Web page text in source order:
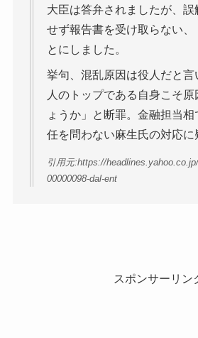
大臣は答弁されましたが、誤
せず報告書を受け取らない、
とにしました。
挙句、混乱原因は役人だと言
人のトップである自身こそ原
ょうか」と断罪。金融担当
任を問わない麻生氏の対応に
引用元:https://
00000098-dal-ent
スポンサーリン